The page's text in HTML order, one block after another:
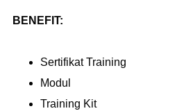
BENEFIT:
Sertifikat Training
Modul
Training Kit